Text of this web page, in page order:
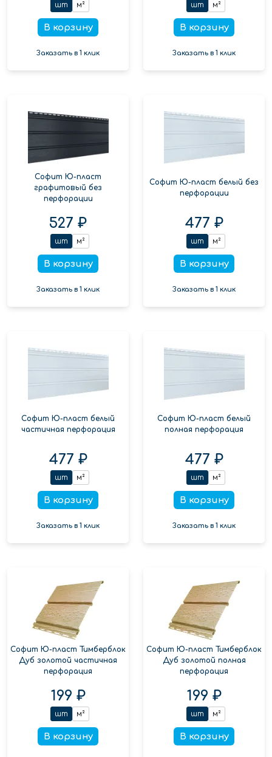
шт м²
В корзину
Заказать в 1 клик
шт м²
В корзину
Заказать в 1 клик
Софит Ю-пласт
графитовый без
перфорации
527 ₽
шт м²
В корзину
Заказать в 1 клик
Софит Ю-пласт белый без
перфорации
477 ₽
шт м²
В корзину
Заказать в 1 клик
Софит Ю-пласт белый
частичная перфорация
477 ₽
шт м²
В корзину
Заказать в 1 клик
Софит Ю-пласт белый
полная перфорация
477 ₽
шт м²
В корзину
Заказать в 1 клик
Софит Ю-пласт Тимберблок
Дуб золотой частичная
перфорация
199 ₽
шт м²
В корзину
Софит Ю-пласт Тимберблок
Дуб золотой полная
перфорация
199 ₽
шт м²
В корзину